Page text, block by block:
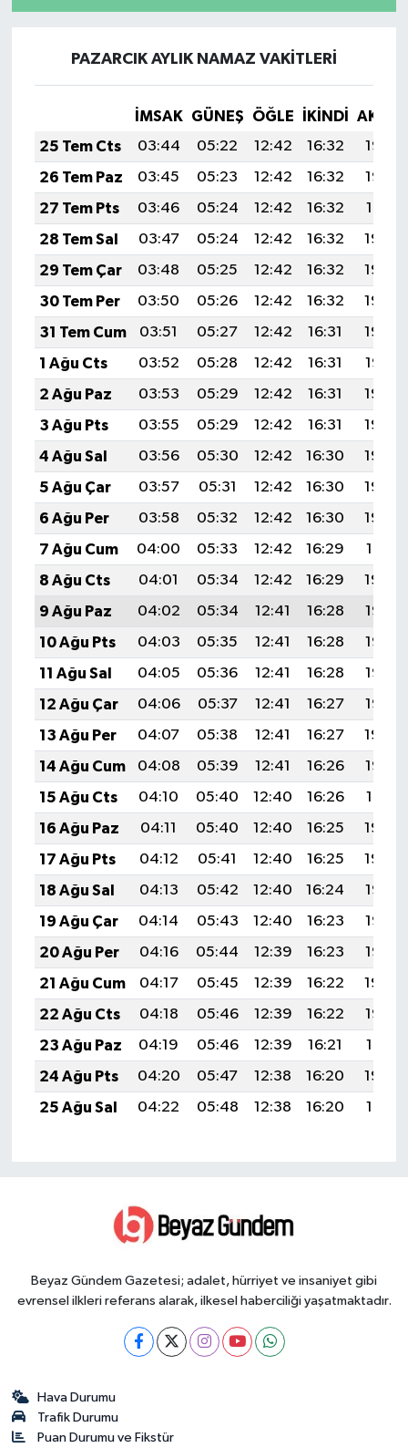
PAZARCIK AYLIK NAMAZ VAKITLERI
İMSAK GÜNEŞ ÖĞLE İKINDI
25 Tem Cts
03:44 05:22 12:42 16:32
19:53
26 Tem Paz
03:45 05:23 12:42 16:32
19:52
27 Tem Pts
03:46 05:24 12:42 16:32
19:51
28 Tem Sal
03:47 05:24 12:42 16:32
19:50
29 Tem Çar
03:48 05:25 12:42 16:32
19:49
30 Tem Per
03:50 05:26 12:42 16:32
19:49
31 Tem Cum
03:51 05:27 12:42 16:31
19:48
1 Ağu Cts
03:52 05:28 12:42 16:31
19:47
2 Ağu Paz
03:53 05:29 12:42 16:31
19:46
3 Ağu Pts
03:55 05:29 12:42 16:31
19:45
4 Ağu Sal
03:56 05:30 12:42 16:30
19:44
5 Ağu Çar
03:57 05:31 12:42 16:30
19:43
6 Ağu Per
03:58 05:32 12:42 16:30
19:42
7 Ağu Cum
04:00 05:33 12:42 16:29
19:41
8 Ağu Cts
04:01 05:34 12:42 16:29
19:40
9 Ağu Paz
04:02 05:34 12:41 16:28
19:38
10 Ağu Pts
04:03 05:35 12:41 16:28
19:37
11 Ağu Sal
04:05 05:36 12:41 16:28
19:36
12 Ağu Çar
04:06 05:37 12:41 16:27
19:35
13 Ağu Per
04:07 05:38 12:41 16:27
19:34
14 Ağu Cum
04:08 05:39 12:41 16:26
19:33
15 Ağu Cts
04:10 05:40 12:40 16:26
19:31
16 Ağu Paz
04:11 05:40 12:40 16:25
19:30
17 Ağu Pts
04:12 05:41 12:40 16:25
19:29
18 Ağu Sal
04:13 05:42 12:40 16:24
19:28
19 Ağu Çar
04:14 05:43 12:40 16:23
19:26
20 Ağu Per
04:16 05:44 12:39 16:23
19:25
21 Ağu Cum
04:17 05:45 12:39 16:22
19:24
22 Ağu Cts
04:18 05:46 12:39 16:22
19:22
23 Ağu Paz
04:19 05:46 12:39 16:21
19:21
24 Ağu Pts
04:20 05:47 12:38 16:20
19:20
25 Ağu Sal
04:22 05:48 12:38 16:20 19:18
Beyaz Gündem Gazetesi; adalet, hürriyet ve insaniyet gibi
evrensel ilkleri referans alarak, ilkesel haberciliği yaşatmaktadır.
Hava Durumu
Trafik Durumu
Puan Durumu ve Fikstür